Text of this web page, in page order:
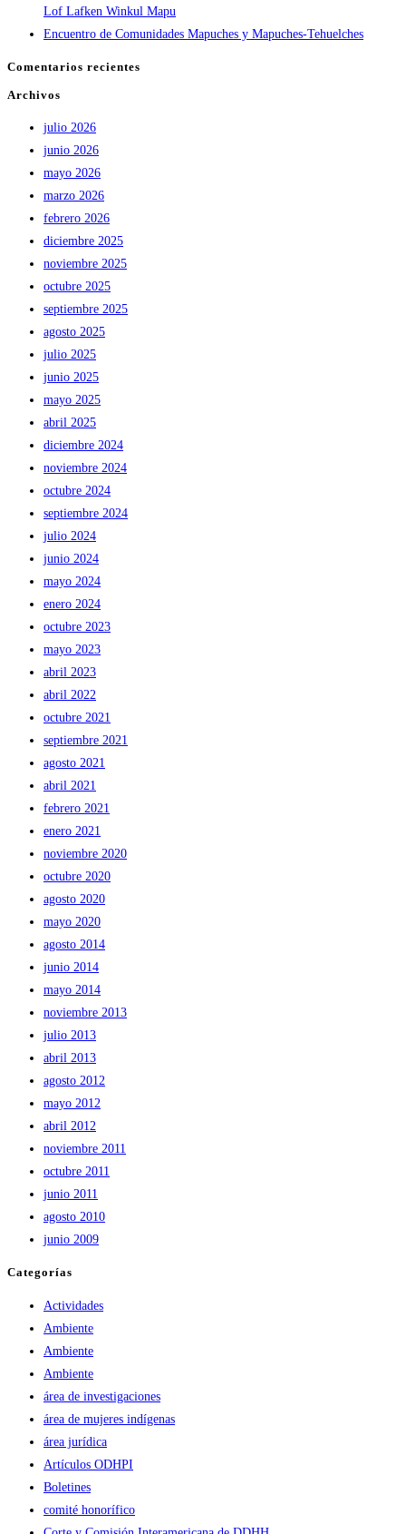
Lof Lafken Winkul Mapu
Encuentro de Comunidades Mapuches y Mapuches-Tehuelches
Comentarios recientes
Archivos
julio 2026
junio 2026
mayo 2026
marzo 2026
febrero 2026
diciembre 2025
noviembre 2025
octubre 2025
septiembre 2025
agosto 2025
julio 2025
junio 2025
mayo 2025
abril 2025
diciembre 2024
noviembre 2024
octubre 2024
septiembre 2024
julio 2024
junio 2024
mayo 2024
enero 2024
octubre 2023
mayo 2023
abril 2023
abril 2022
octubre 2021
septiembre 2021
agosto 2021
abril 2021
febrero 2021
enero 2021
noviembre 2020
octubre 2020
agosto 2020
mayo 2020
agosto 2014
junio 2014
mayo 2014
noviembre 2013
julio 2013
abril 2013
agosto 2012
mayo 2012
abril 2012
noviembre 2011
octubre 2011
junio 2011
agosto 2010
junio 2009
Categorías
Actividades
Ambiente
Ambiente
Ambiente
área de investigaciones
área de mujeres indígenas
área jurídica
Artículos ODHPI
Boletines
comité honorífico